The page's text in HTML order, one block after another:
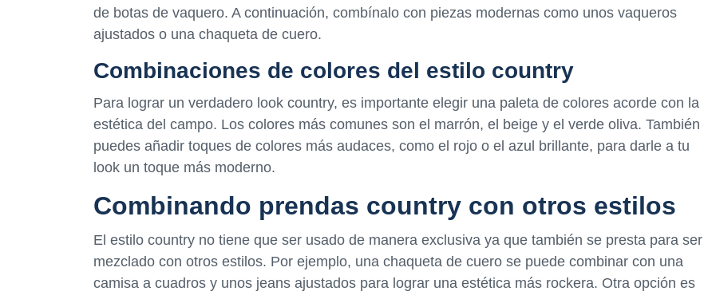
de botas de vaquero. A continuación, combínalo con piezas modernas como unos vaqueros
ajustados o una chaqueta de cuero.
Combinaciones de colores del estilo country
Para lograr un verdadero look country, es importante elegir una paleta de colores acorde con la
estética del campo. Los colores más comunes son el marrón, el beige y el verde oliva. También
puedes añadir toques de colores más audaces, como el rojo o el azul brillante, para darle a tu
look un toque más moderno.
Combinando prendas country con otros estilos
El estilo country no tiene que ser usado de manera exclusiva ya que también se presta para ser
mezclado con otros estilos. Por ejemplo, una chaqueta de cuero se puede combinar con una
camisa a cuadros y unos jeans ajustados para lograr una estética más rockera. Otra opción es